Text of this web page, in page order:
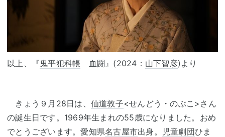
以上、『鬼平犯科帳 血闘』(2024： 山下智彦)より
きょう９月28日は、 仙道敦子<せんどう・のぶこ>さん
の誕生日です。1969年生まれの55歳になりました。おめ
でとうございます。愛知県名古屋市出身。 児童劇団ひま